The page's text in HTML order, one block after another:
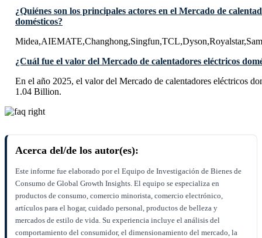
¿Quiénes son los principales actores en el Mercado de
domésticos?
¿Cuál fue el valor del Mercado de calentadores eléctricos
En el año 2025, el valor del Mercado de calentadores eléctricos
1.04 Billion.
Acerca del/de los autor(es):
Este informe fue elaborado por el Equipo de Investigación de Bienes de
Consumo de Global Growth Insights. El equipo se especializa en
productos de consumo, comercio minorista, comercio electrónico,
artículos para el hogar, cuidado personal, productos de belleza y
mercados de estilo de vida. Su experiencia incluye el análisis del
comportamiento del consumidor, el dimensionamiento del mercado, la